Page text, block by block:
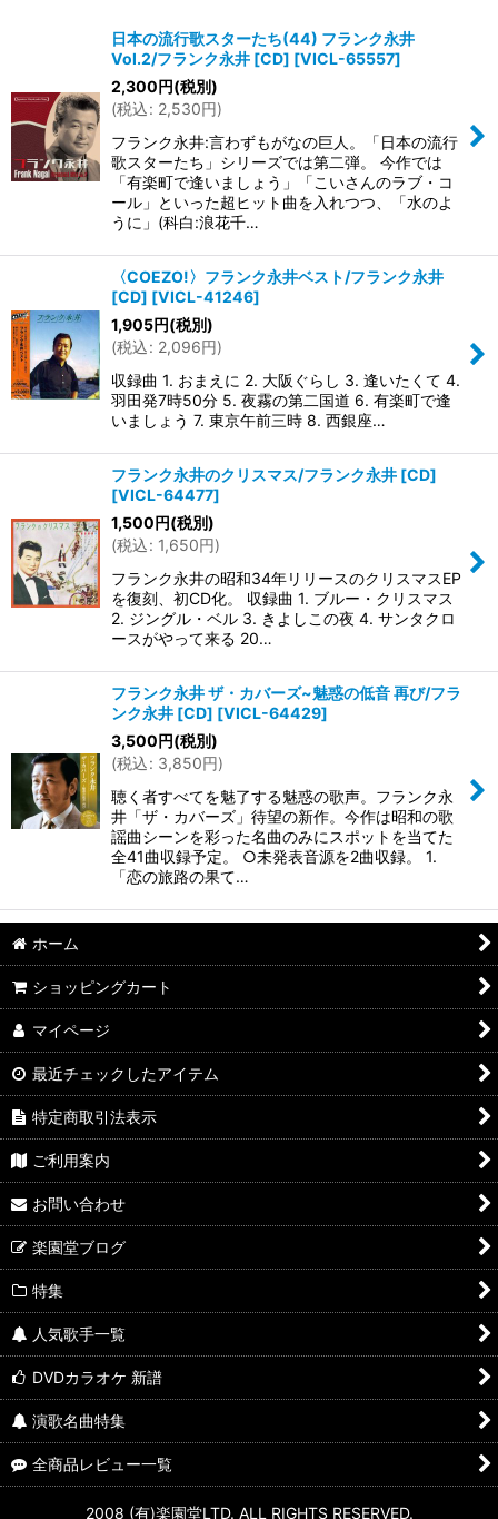
絞り込む
日本の流行歌スターたち(44) フランク永井
Vol.2/フランク永井 [CD] [VICL-65557]
2,300円(税別)
(税込: 2,530円)
フランク永井:言わずもがなの巨人。「日本の流行
歌スターたち」シリーズでは第二弾。 今作では
「有楽町で逢いましょう」「こいさんのラブ・コ
ール」といった超ヒット曲を入れつつ、「水のよ
うに」(科白:浪花千…
〈COEZO!〉フランク永井ベスト/フランク永井
[CD] [VICL-41246]
1,905円(税別)
(税込: 2,096円)
収録曲 1. おまえに 2. 大阪ぐらし 3. 逢いたくて 4.
羽田発7時50分 5. 夜霧の第二国道 6. 有楽町で逢
いましょう 7. 東京午前三時 8. 西銀座…
フランク永井のクリスマス/フランク永井 [CD]
[VICL-64477]
1,500円(税別)
(税込: 1,650円)
フランク永井の昭和34年リリースのクリスマスEP
を復刻、初CD化。 収録曲 1. ブルー・クリスマス
2. ジングル・ベル 3. きよしこの夜 4. サンタクロ
ースがやって来る 20…
フランク永井 ザ・カバーズ~魅惑の低音 再び/フラ
ンク永井 [CD] [VICL-64429]
3,500円(税別)
(税込: 3,850円)
聴く者すべてを魅了する魅惑の歌声。フランク永
井「ザ・カバーズ」待望の新作。今作は昭和の歌
謡曲シーンを彩った名曲のみにスポットを当てた
全41曲収録予定。 ○未発表音源を2曲収録。 1.
「恋の旅路の果て…
ホーム
ショッピングカート
マイページ
最近チェックしたアイテム
特定商取引法表示
ご利用案内
お問い合わせ
楽園堂ブログ
特集
人気歌手一覧
DVDカラオケ 新譜
演歌名曲特集
全商品レビュー一覧
2008 (有)楽園堂LTD. ALL RIGHTS RESERVED.